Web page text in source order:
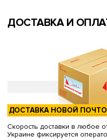
ДОСТАВКА И
ДОСТАВКА НОВОЙ
Скорость доставки в любое
Украине фиксируется